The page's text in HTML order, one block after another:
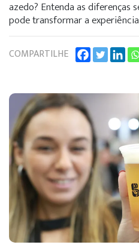
azedo? Entenda as diferenças
pode transformar a
COMPARTILHE